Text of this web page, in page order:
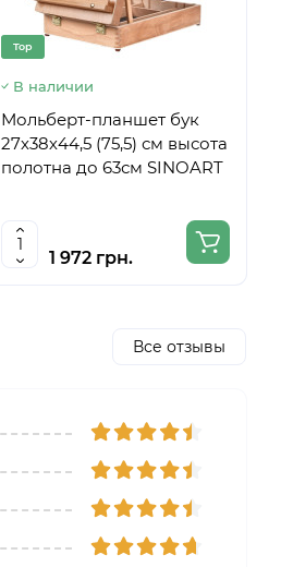
Top
В наличии
Мольберт-планшет бук
27х38х44,5 (75,5) см высота
полотна до 63см SINOART
1 972 грн.
Все отзывы